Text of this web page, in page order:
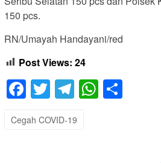
150 pcs.
RN/Umayah Handayani/red
Post Views: 24
Facebook
TwitterTelegram
Cegah COVID-19